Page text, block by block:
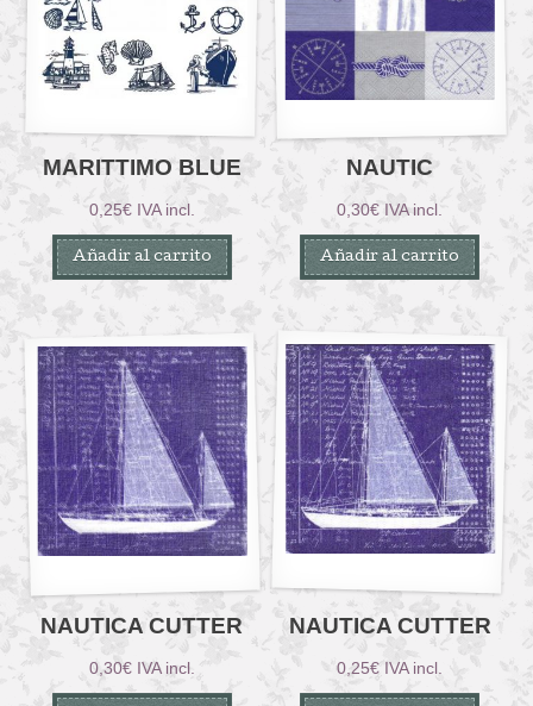
MARITTIMO BLUE
0,25€ IVA incl.
Añadir al carrito
NAUTIC
0,30€ IVA incl.
Añadir al carrito
NAUTICA CUTTER
0,30€ IVA incl.
NAUTICA CUTTER
0,25€ IVA incl.